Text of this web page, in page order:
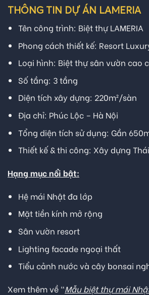
THÔNG TIN DỰ ÁN LAMERIA
Tên công trình: Biệt thự LAMERIA
Phong cách thiết kế: Resort
Loại hình: Biệt thự sân vườn cao
Số tầng: 3 tầng
Diện tích xây dựng: 220m²/sàn
Địa chỉ: Phúc Lộc – Hà Nội
Tổng diện tích sử dụng: Gần
Thiết kế & thi công: Xây dựng
Hạng mục nổi bật:
Hệ mái Nhật đa lớp
Mặt tiền kính mở rộng
Sân vườn resort
Lighting facade ngoại thất
Tiểu cảnh nước và cây bonsai
Xem thêm về “Mẫu biệt thự mái